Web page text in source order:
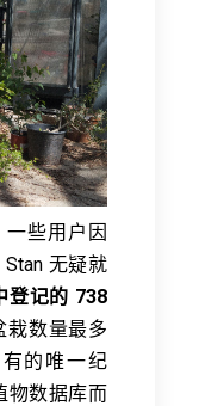
一些用户因
无疑就
登记的 738
栽数量最多
的唯一纪
物数据库而